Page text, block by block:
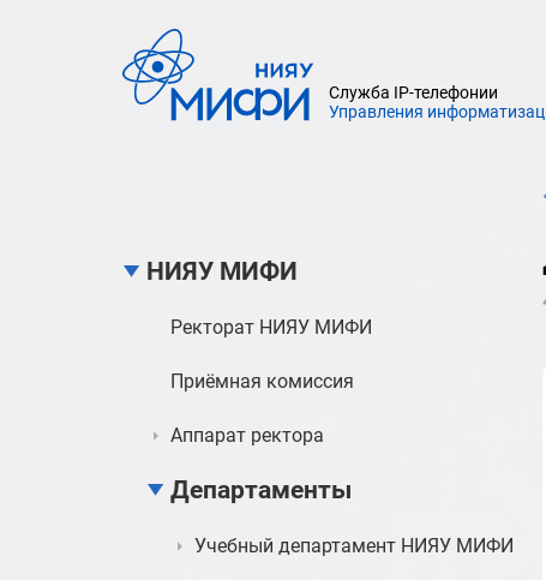
Служба IP-телефонии
Управления
НИЯУ МИФИ
Ректорат НИЯУ МИФИ
Приёмная комиссия
Аппарат ректора
Департаменты
Учебный департамент НИЯУ МИФИ